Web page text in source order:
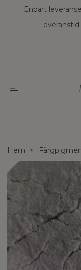
Enbart
Hem